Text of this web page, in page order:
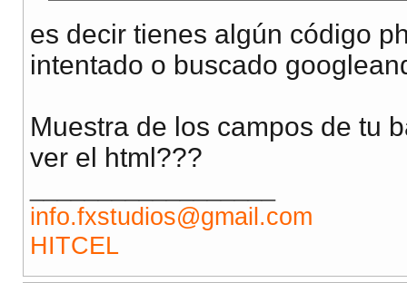
es decir tienes algún código
intentado o buscado
Muestra de los campos de tu
ver el html???
info.fxstudios@gmail.com
HITCEL